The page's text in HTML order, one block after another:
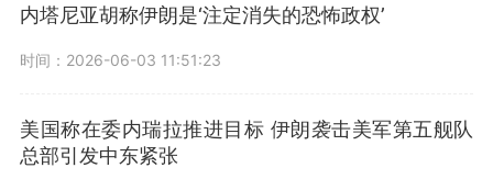
内塔尼亚胡称伊朗是‘注定消失的恐怖政权’
时间：2026-06-03 11:51:23
美国称在委内瑞拉推进目标 伊朗袭击美军第五舰队
总部引发中东紧张